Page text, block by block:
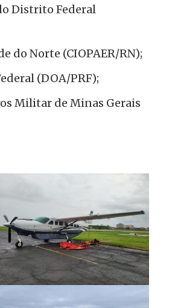
Distrito Federal
do Norte (CIOPAER/RN);
(DOA/PRF);
Militar de Minas Gerais